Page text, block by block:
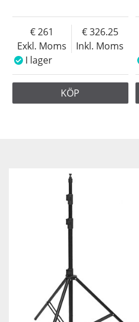
Exkl. Moms
261
Inkl. Moms
326.25
I lager
KÖP